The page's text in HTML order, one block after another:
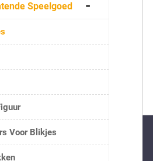
Speelgoed
Voor Blikjes